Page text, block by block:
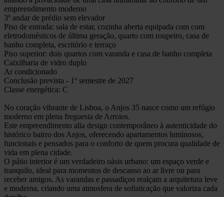
empreendimento moderno
3º andar de prédio sem elevador
Piso de entrada: sala de estar, cozinha aberta equipada com com
eletrodomésticos de última geração, quarto com roupeiro, casa de
banho completa, escritório e terraço
Piso superior: dois quartos com varanda e casa de banho completa
Caixilharia de vidro duplo
Ar condicionado
Conclusão prevista - 1º semestre de 2027
Classe energética: C
No coração vibrante de Lisboa, o Anjos 35 nasce como um refúgio
moderno em plena freguesia de Arroios.
Este empreendimento alia design contemporâneo à autenticidade do
histórico bairro dos Anjos, oferecendo apartamentos luminosos,
funcionais e pensados para o conforto de quem procura qualidade de
vida em plena cidade.
O pátio interior é um verdadeiro oásis urbano: um espaço verde e
tranquilo, ideal para momentos de descanso ao ar livre ou para
receber amigos. As varandas e passadiços realçam a arquitetura leve
e moderna, criando uma atmosfera de sofisticação que valoriza cada